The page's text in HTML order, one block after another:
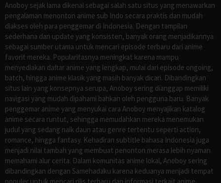
Anoboy sejak lama dikenal sebagai salah satu situs yang menawarkan
pengalaman menonton anime sub Indo secara praktis dan mudah
diakses oleh para penggemar di Indonesia. Dengan tampilan
sederhana dan update yang konsisten, banyak orang menjadikannya
sebagai sumber utama untuk mencari episode terbaru dari anime
favorit mereka. Popularitasnya meningkat karena mampu
menyediakan daftar anime yang lengkap, mulai dari episode ongoing,
batch, hingga anime klasik yang masih banyak dicari. Dibandingkan
situs lain yang konsepnya serupa, Anoboy sering dianggap memiliki
navigasi yang mudah dipahami bahkan oleh pengguna baru. Banyak
penggemar anime yang menyukai cara Anoboy menyajikan katalog
anime secara runtut, sehingga memudahkan mereka menemukan
judul yang sedang naik daun atau genre tertentu seperti action,
romance, hingga fantasy. Kehadiran subtitle bahasa Indonesia juga
menjadi nilai tambah yang membuat penonton merasa lebih nyaman
memahami alur cerita. Dalam komunitas anime lokal, Anoboy sering
dibandingkan dengan Samehadaku karena keduanya menjadi tempat